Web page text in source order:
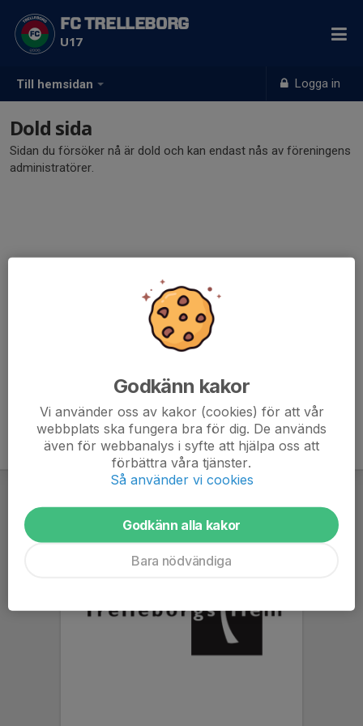
Till hemsidan Logga in
FC TRELLEBORG
U17
Dold sida
Sidan du försöker nå är dold och kan endast nås av föreningens
administratörer.
Godkänn kakor
Vi använder oss av kakor (cookies) för att vår
webbplats ska fungera bra för dig. De används
även för webbanalys i syfte att hjälpa oss att
förbättra våra tjänster.
Så använder vi cookies
Godkänn alla kakor
Bara nödvändiga